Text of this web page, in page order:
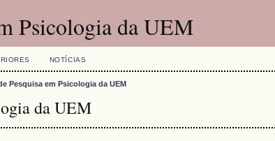
Psicologia da UEM
NOTÍCIAS
Pesquisa em Psicologia da UEM
da UEM